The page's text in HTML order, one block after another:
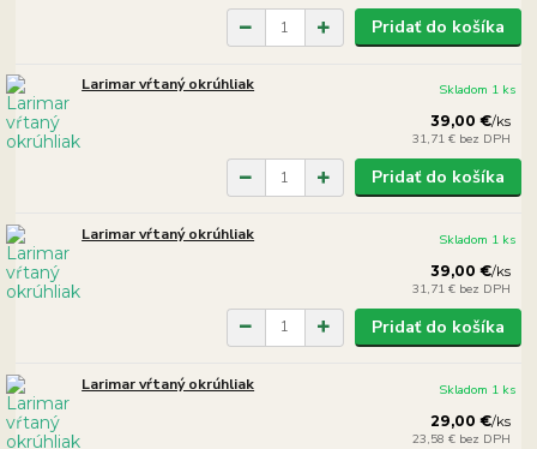
Pridať do košíka
Larimar vŕtaný okrúhliak
39,00 €/ks
31,71 € bez DPH
Skladom 1 ks
Pridať do košíka
Larimar vŕtaný okrúhliak
39,00 €/ks
31,71 € bez DPH
Skladom 1 ks
Pridať do košíka
Larimar vŕtaný okrúhliak
29,00 €/ks
23,58 € bez DPH
Skladom 1 ks